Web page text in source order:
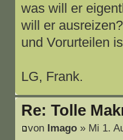
was will er
will er
und Vorurteilen
LG, Frank.
Re: Tolle
von Imago» Mi 1.